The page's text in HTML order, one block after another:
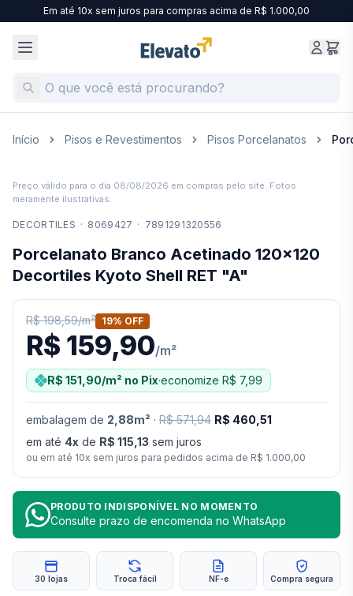
Em até 10x sem juros para compras acima de R$ 1.000,00
Início Pisos e Revestimentos Pisos Porcelanatos
Preço válido para o dia 08/08/2026 em compras pelo site. Fotos
meramente ilustrativas.
DECORTILES · 8069427 · 7891291320556
Porcelanato Branco Acetinado 120x120
Decortiles Kyoto Shell RET "A"
R$ 198,59/m² 19% OFF
R$ 159,90/m²
R$ 151,90/m² no Pix·economize R$ 7,99
embalagem de 2,88m² · R$ 571,94 R$ 460,51
em até 4x de R$ 115,13 sem juros
ou em até 10x sem juros para pedidos acima de R$ 1.000,00
PRODUTO INDISPONÍVEL NO MOMENTO
Consulte prazo de encomenda no WhatsApp
30 lojas Troca fácil NF-e Compra segura